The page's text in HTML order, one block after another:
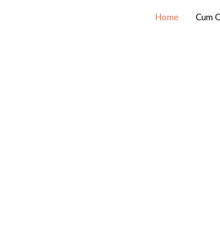
Home Cum